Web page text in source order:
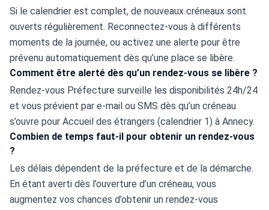
Si le calendrier est complet, de nouveaux créneaux sont
ouverts régulièrement. Reconnectez-vous à différents
moments de la journée, ou activez une alerte pour être
prévenu automatiquement dès qu’une place se libère.
Comment être alerté dès qu’un rendez-vous se libère ?
Rendez-vous Préfecture surveille les disponibilités 24h/24
et vous prévient par e-mail ou SMS dès qu’un créneau
s’ouvre pour Accueil des étrangers (calendrier 1) à Annecy.
Combien de temps faut-il pour obtenir un rendez-vous
?
Les délais dépendent de la préfecture et de la démarche.
En étant averti dès l’ouverture d’un créneau, vous
augmentez vos chances d’obtenir un rendez-vous